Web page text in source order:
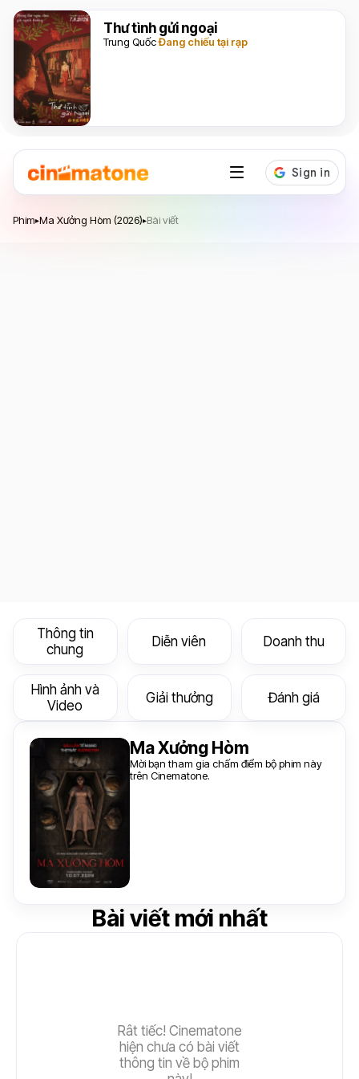
Thư tình gửi ngoại
Trung QuốcĐang chiếu tại rạp
Phim▸Ma Xưởng Hòm (2026)▸Bài viết
Thông tin
chung
Diễn viên Doanh thu
Hình ảnh và
Video
Giải thưởng Đánh giá
Bài viết mới nhất
Rât tiếc! Cinematone
hiện chưa có bài viết
thông tin về bộ phim
Ma Xưởng Hòm
Mời bạn tham gia chấm điểm bộ phim này
trên Cinematone.